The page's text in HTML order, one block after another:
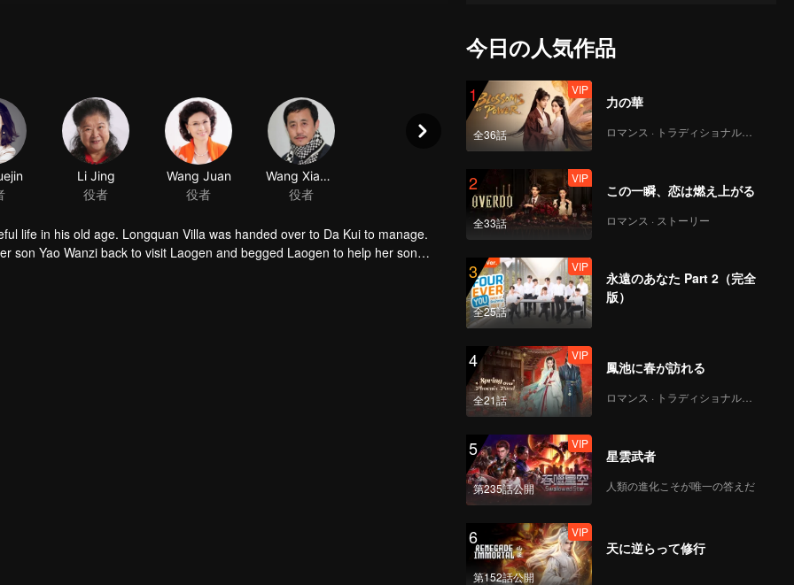
26 27
Li Jing
役者
Wang Juan
役者
Wang Xiaobao
役者
life in his old age. Longquan Villa was handed over to Da Kui to manage.
son Yao Wanzi back to visit Laogen and begged Laogen to help her son
the villa again. But he suddenly found that the operation of the villa was not
with Laogen’s granddaughter Shanshan, the Dining Secretary Han
今日の人気作品
1
全36話
VIP
力の華
ロマンス · トラディショナル・コスチューム
2
全33話
VIP
この一瞬、恋は燃え上がる
ロマンス · ストーリー
3
全25話
VIP
永遠のあなた Part 2（完全
版）
4
全21話
VIP
鳳池に春が訪れる
ロマンス · トラディショナル・コスチューム
5
第235話公開
VIP
星雲武者
人類の進化こそが唯一の答えだ
6
第152話公開
VIP
天に逆らって修行